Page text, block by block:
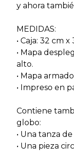
y ahora
MEDIDAS:
• Caja: 32 cm x
• Mapa
alto.
• Mapa
• Impreso en
Contiene
globo:
• Una tanza de
• Una pieza